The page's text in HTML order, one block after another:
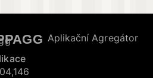
Aplikační Agregátor